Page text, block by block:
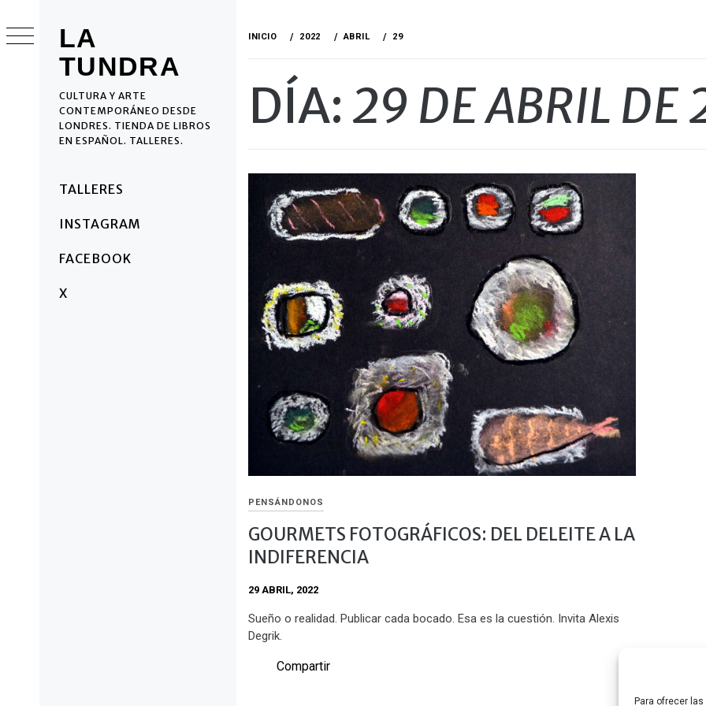
Para ofrecer
LA
TUNDRA
CULTURA Y ARTE
CONTEMPORÁNEO DESDE
LONDRES. TIENDA DE LIBROS
EN ESPAÑOL. TALLERES.
principal
TALLERES
INSTAGRAM
FACEBOOK
X
al
contenido
INICIO 2022 ABRIL 29
DÍA: 29 DE ABRIL DE
PENSÁNDONOS
GOURMETS FOTOGRÁFICOS: DEL DELEITE A LA
INDIFERENCIA
29 ABRIL, 2022
Sueño o realidad. Publicar cada bocado. Esa es la cuestión. Invita Alexis
Degrik.
Compartir